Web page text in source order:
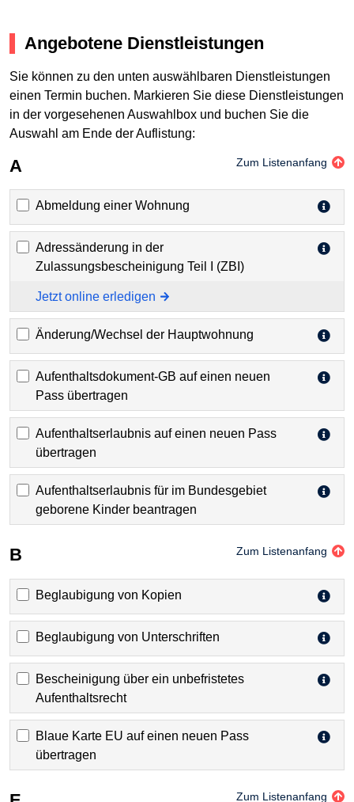
Angebotene Dienstleistungen
Sie können zu den unten auswählbaren Dienstleistungen
einen Termin buchen. Markieren Sie diese Dienstleistungen
in der vorgesehenen Auswahlbox und buchen Sie die
Auswahl am Ende der Auflistung:
A Zum Listenanfang
Abmeldung einer Wohnung
Adressänderung in der
Zulassungsbescheinigung Teil I (ZBI)
Jetzt online erledigen
Änderung/Wechsel der Hauptwohnung
Aufenthaltsdokument-GB auf einen neuen
Pass übertragen
Aufenthaltserlaubnis auf einen neuen Pass
übertragen
Aufenthaltserlaubnis für im Bundesgebiet
geborene Kinder beantragen
B Zum Listenanfang
Beglaubigung von Kopien
Beglaubigung von Unterschriften
Bescheinigung über ein unbefristetes
Aufenthaltsrecht
Blaue Karte EU auf einen neuen Pass
übertragen
Zum Listenanfang